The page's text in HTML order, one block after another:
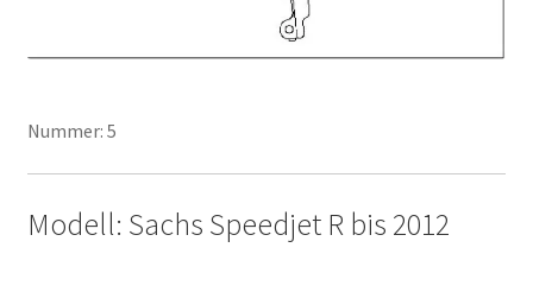
Nummer: 5
Modell: Sachs Speedjet R bis 2012